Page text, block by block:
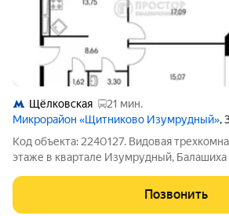
Щёлковская
21 мин.
Микрорайон «Щитниково Изумрудный»,
Код объекта: 2240127. Видовая
этаже в квартале Изумрудный, Балашиха пространство, свет и
кухня 13,6 м превращает утренний кофе
приятный ритуал, а
Позвонить